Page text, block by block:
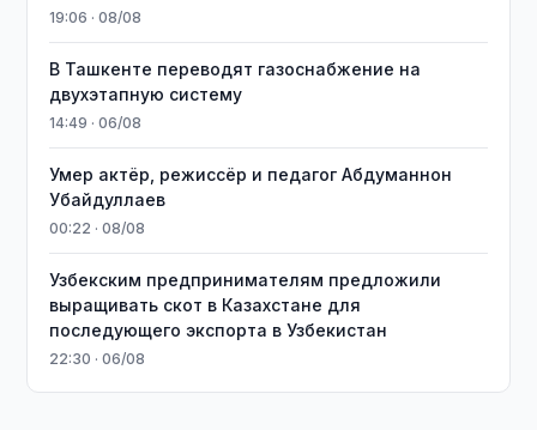
19:06 · 08/08
В Ташкенте переводят газоснабжение на
двухэтапную систему
14:49 · 06/08
Умер актёр, режиссёр и педагог Абдуманнон
Убайдуллаев
00:22 · 08/08
Узбекским предпринимателям предложили
выращивать скот в Казахстане для
последующего экспорта в Узбекистан
22:30 · 06/08